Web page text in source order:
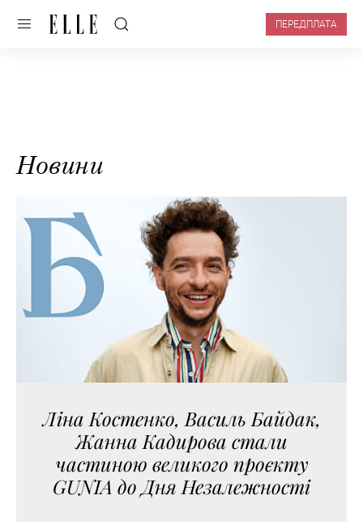
ПЕРЕДПЛАТА
Новини
Ліна Костенко, Василь Байдак,
Жанна Кадирова стали
частиною великого проєкту
GUNIA до Дня Незалежності